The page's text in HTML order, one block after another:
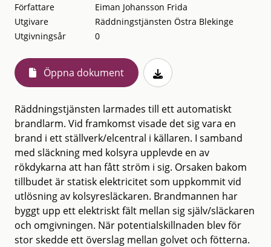
Författare
Eiman Johansson Frida
Utgivare
Räddningstjänsten Östra Blekinge
Utgivningsår
0
Öppna dokument
Räddningstjänsten larmades till ett automatiskt
brandlarm. Vid framkomst visade det sig vara en
brand i ett ställverk/elcentral i källaren. I samband
med släckning med kolsyra upplevde en av
rökdykarna att han fått ström i sig. Orsaken bakom
tillbudet är statisk elektricitet som uppkommit vid
utlösning av kolsyresläckaren. Brandmannen har
byggt upp ett elektriskt fält mellan sig själv/släckaren
och omgivningen. När potentialskillnaden blev för
stor skedde ett överslag mellan golvet och fötterna.